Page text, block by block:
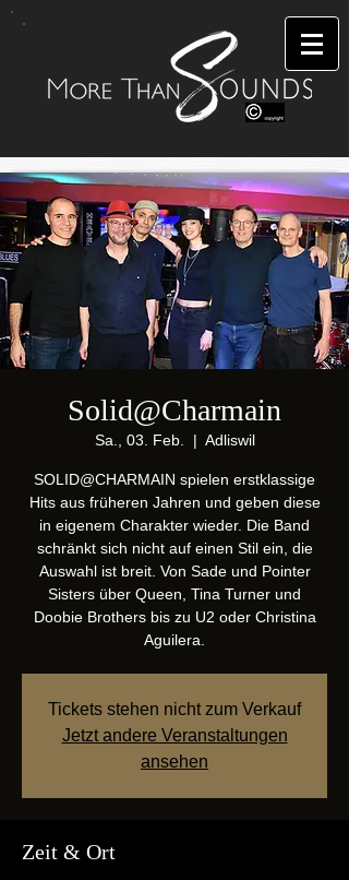
Solid@Charmain
Sa., 03. Feb.
  |
Adliswil
SOLID@CHARMAIN spielen erstklassige
Hits aus früheren Jahren und geben diese
in eigenem Charakter wieder. Die Band
schränkt sich nicht auf einen Stil ein, die
Auswahl ist breit. Von Sade und Pointer
Sisters über Queen, Tina Turner und
Doobie Brothers bis zu U2 oder Christina
Aguilera.
Tickets stehen nicht zum Verkauf
Jetzt andere Veranstaltungen
ansehen
Zeit & Ort